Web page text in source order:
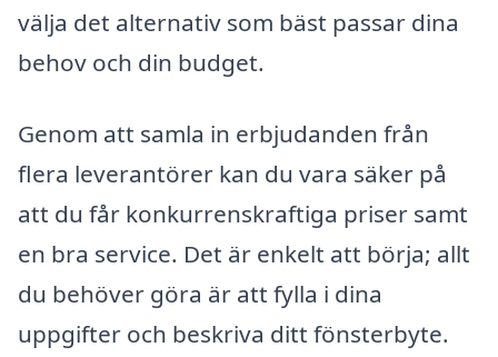
välja det alternativ som bäst passar dina
behov och din budget.
Genom att samla in erbjudanden från
flera leverantörer kan du vara säker på
att du får konkurrenskraftiga priser samt
en bra service. Det är enkelt att börja; allt
du behöver göra är att fylla i dina
uppgifter och beskriva ditt fönsterbyte.